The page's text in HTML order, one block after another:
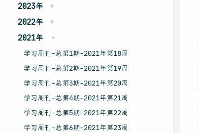
2023年
2022年
2021年
学习周刊-总第1期-2021年第18周
学习周刊-总第2期-2021年第19周
学习周刊-总第3期-2021年第20周
学习周刊-总第4期-2021年第21周
学习周刊-总第5期-2021年第22周
学习周刊-总第6期-2021年第23周